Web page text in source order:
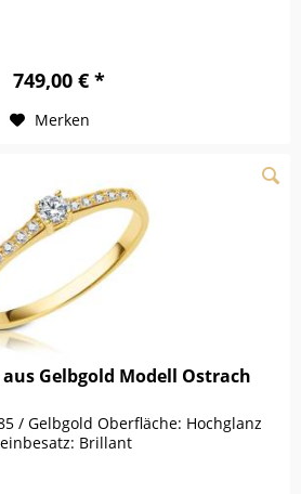
749,00 € *
Merken
Gelbgold Modell Ostrach
/ Gelbgold Oberfläche: Hochglanz
Brillant